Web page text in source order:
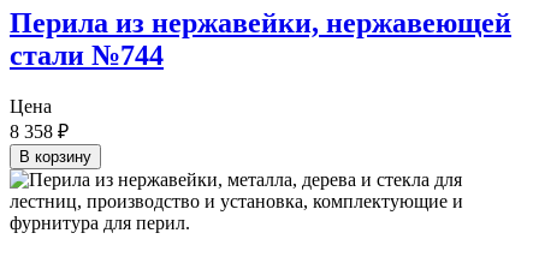
Перила из нержавейки, нержавеющей
стали №744
Цена
8 358 ₽
В корзину